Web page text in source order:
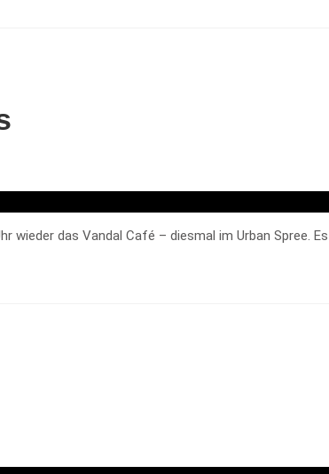
wieder das Vandal Café – diesmal im Urban Spree. Es